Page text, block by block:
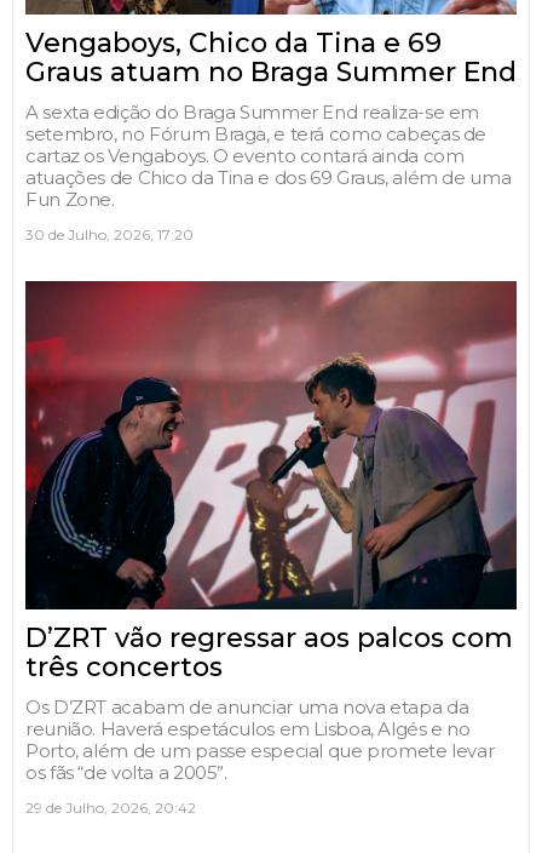
Vengaboys, Chico da Tina e 69
Graus atuam no Braga Summer End
A sexta edição do Braga Summer End realiza-se em
setembro, no Fórum Braga, e terá como cabeças de
cartaz os Vengaboys. O evento contará ainda com
atuações de Chico da Tina e dos 69 Graus, além de uma
Fun Zone.
30 de Julho, 2026, 17:20
D’ZRT vão regressar aos palcos com
três concertos
Os D’ZRT acabam de anunciar uma nova etapa da
reunião. Haverá espetáculos em Lisboa, Algés e no
Porto, além de um passe especial que promete levar
os fãs “de volta a 2005”.
29 de Julho, 2026, 20:42